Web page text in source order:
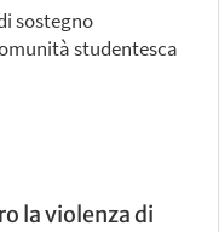
sostegno
studentesca
la violenza di